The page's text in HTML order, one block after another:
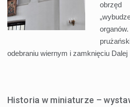
odebraniu wiernym i zamknięciu Dalej
Historia w miniaturze –